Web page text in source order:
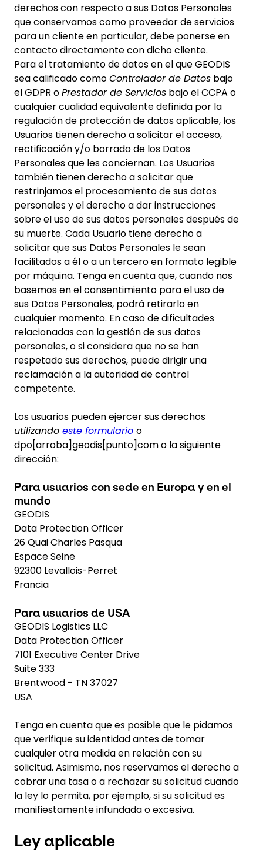
derechos con respecto a sus Datos Personales
que conservamos como proveedor de servicios
para un cliente en particular, debe ponerse en
contacto directamente con dicho cliente.
Para el tratamiento de datos en el que GEODIS
sea calificado comoControlador de Datos bajo
el GDPR oPrestador de Servicios bajo el CCPA o
cualquier cualidad equivalente definida por la
regulación de protección de datos aplicable, los
Usuarios tienen derecho a solicitar el acceso,
rectificación y/o borrado de los Datos
Personales que les conciernan. Los Usuarios
también tienen derecho a solicitar que
restrinjamos el procesamiento de sus datos
personales y el derecho a dar instrucciones
sobre el uso de sus datos personales después de
su muerte. Cada Usuario tiene derecho a
solicitar que sus Datos Personales le sean
facilitados a él o a un tercero en formato legible
por máquina. Tenga en cuenta que, cuando nos
basemos en el consentimiento para el uso de
sus Datos Personales, podrá retirarlo en
cualquier momento. En caso de dificultades
relacionadas con la gestión de sus datos
personales, o si considera que no se han
respetado sus derechos, puede dirigir una
reclamación a la autoridad de control
competente.
Los usuarios pueden ejercer sus derechos
utilizando este formulario o
dpo[arroba]geodis[punto]com o la siguiente
dirección:
Para usuarios con sede en Europa y en el
mundo
GEODIS
Data Protection Officer
26 Quai Charles Pasqua
Espace Seine
92300 Levallois-Perret
Francia
Para usuarios de USA
GEODIS Logistics LLC
Data Protection Officer
7101 Executive Center Drive
Suite 333
Brentwood - TN 37027
USA
Tenga en cuenta que es posible que le pidamos
que verifique su identidad antes de tomar
cualquier otra medida en relación con su
solicitud. Asimismo, nos reservamos el derecho a
cobrar una tasa o a rechazar su solicitud cuando
la ley lo permita, por ejemplo, si su solicitud es
manifiestamente infundada o excesiva.
Ley aplicable